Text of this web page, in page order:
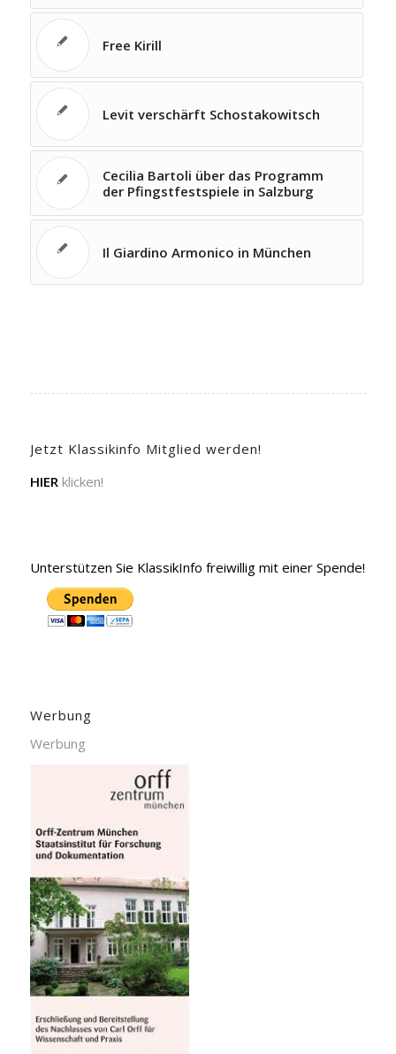
Free Kirill
Levit verschärft Schostakowitsch
Cecilia Bartoli über das Programm
der Pfingstfestspiele in Salzburg
Il Giardino Armonico in München
Jetzt Klassikinfo Mitglied werden!
HIER klicken!
Unterstützen Sie KlassikInfo freiwillig mit einer Spende!
Werbung
Werbung